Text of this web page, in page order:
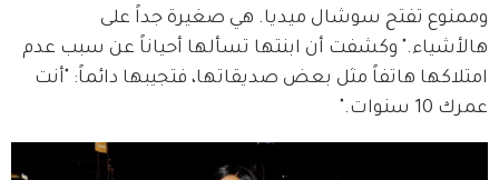
وممنوع تفتح سوشال ميديا. هي صغيرة جداً على
هالأشياء." وكشفت أن ابنتها تسألها أحياناً عن سبب عدم
امتلاكها هاتفاً مثل بعض صديقاتها، فتجيبها دائماً: "أنت
عمرك 10 سنوات."